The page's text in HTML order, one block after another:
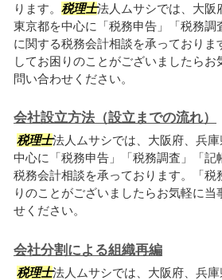
ります。 税理士法人ムサシでは、大阪
東京都を中心に「税務申告」「税務調
に関する税務会計相談を承っておりま
してお困りのことがございましたらお
問い合わせください。
会社設立方法（設立までの流れ）
税理士法人ムサシでは、大阪府、兵
中心に「税務申告」「税務調査」「記
税務会計相談を承っております。「税
りのことがございましたらお気軽に当
せください。
会社分割による組織再編
税理士法人ムサシでは、大阪府、兵